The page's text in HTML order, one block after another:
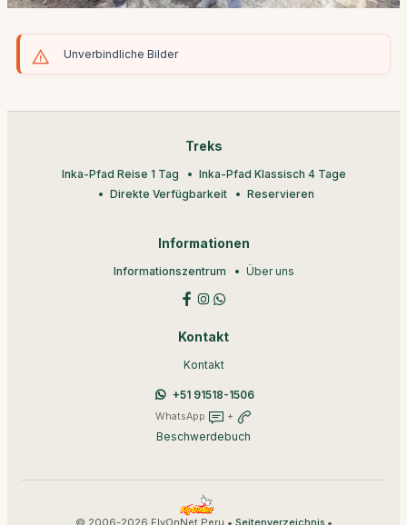
Unverbindliche Bilder
Treks
Inka-Pfad Reise 1 Tag
Inka-Pfad Klassisch 4 Tage
Direkte Verfügbarkeit
Reservieren
Informationen
Informationszentrum Über uns
Kontakt
Kontakt
+51 91518-1506
WhatsApp +
Beschwerdebuch
© 2006-2026 FlyOnNet Peru • •